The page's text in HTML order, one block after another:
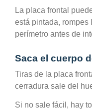
La placa frontal
está pintada, rompes
perímetro antes de
Saca el cuerpo
Tiras de la placa
cerradura sale del
Si no sale fácil, hay